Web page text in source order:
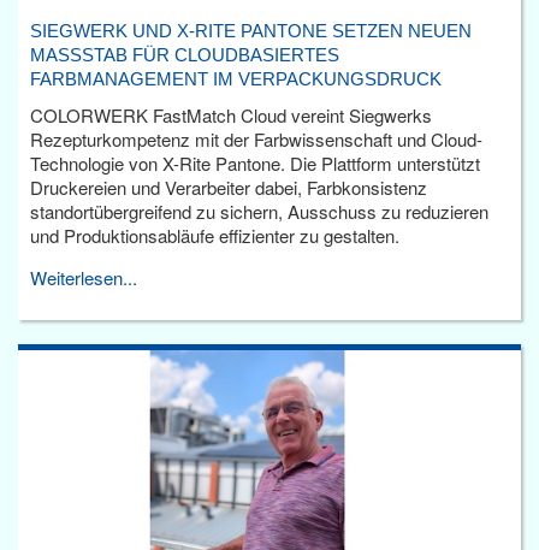
SIEGWERK UND X-RITE PANTONE SETZEN NEUEN
MASSSTAB FÜR CLOUDBASIERTES F
ARBMANAGEMENT IM VERPACKUNGSDRUCK
COLORWERK FastMatch Cloud vereint Siegwerks
Rezepturkompetenz mit der Farbwissenschaft und Cloud-
Technologie von X-Rite Pantone. Die Plattform unterstützt
Druckereien und Verarbeiter dabei, Farbkonsistenz
standortübergreifend zu sichern, Ausschuss zu reduzieren
und Produktionsabläufe effizienter zu gestalten.
Weiterlesen...